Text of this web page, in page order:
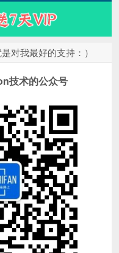
对我最好的支持：）
技术的公众号